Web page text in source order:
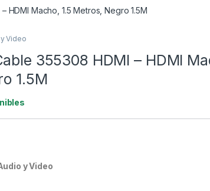
HDMI Macho, 1.5 Metros, Negro 1.5M
Video
355308 HDMI – HDMI
1.5M
y Video